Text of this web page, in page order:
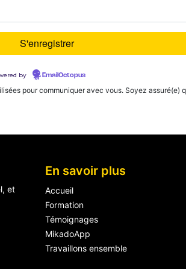
by EmailOctopus
pour communiquer avec vous. Soyez assuré(e)
et
En savoir plus
Accueil
Formation
Témoignages
MikadoApp
Travaillons ensemble